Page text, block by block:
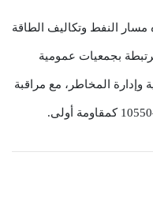
مسار النفط وتكاليف الطاقة
بجمعيات عمومية
وإدارة المخاطر، مع مراقبة